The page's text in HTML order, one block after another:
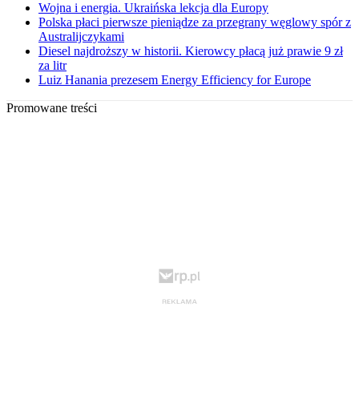
Wojna i energia. Ukraińska lekcja dla Europy
Polska płaci pierwsze pieniądze za przegrany węglowy spór z
Australijczykami
Diesel najdroższy w historii. Kierowcy płacą już prawie 9 zł
za litr
Luiz Hanania prezesem Energy Efficiency for Europe
Promowane treści